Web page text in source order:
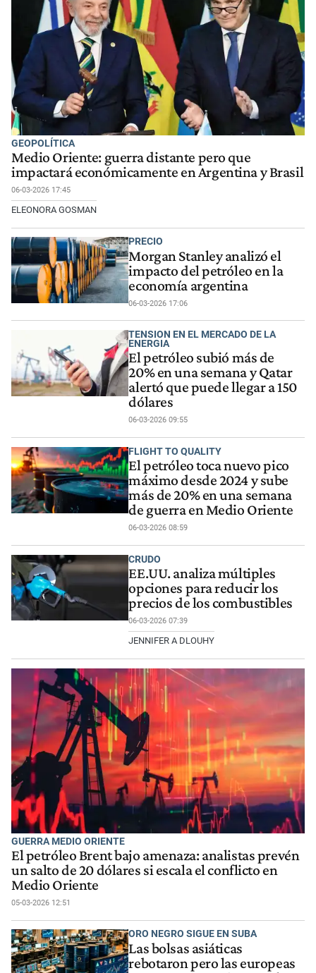
GEOPOLÍTICA
Medio Oriente: guerra distante pero que
impactará económicamente en Argentina y Brasil
06-03-2026 17:45
ELEONORA GOSMAN
PRECIO
Morgan Stanley analizó el
impacto del petróleo en la
economía argentina
06-03-2026 17:06
TENSION EN EL MERCADO DE LA
ENERGIA
El petróleo subió más de
20% en una semana y Qatar
alertó que puede llegar a 150
dólares
06-03-2026 09:55
FLIGHT TO QUALITY
El petróleo toca nuevo pico
máximo desde 2024 y sube
más de 20% en una semana
de guerra en Medio Oriente
06-03-2026 08:59
CRUDO
EE.UU. analiza múltiples
opciones para reducir los
precios de los combustibles
06-03-2026 07:39
JENNIFER A DLOUHY
GUERRA MEDIO ORIENTE
El petróleo Brent bajo amenaza: analistas prevén
un salto de 20 dólares si escala el conflicto en
Medio Oriente
05-03-2026 12:51
ORO NEGRO SIGUE EN SUBA
Las bolsas asiáticas
rebotaron pero las europeas